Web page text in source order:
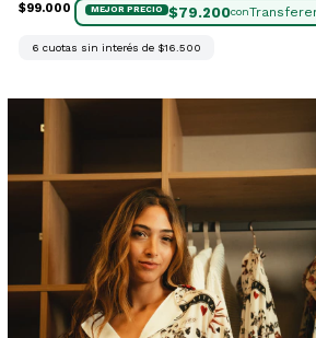
$99.000 $79.200con
6 cuotas sin interés de $16.500